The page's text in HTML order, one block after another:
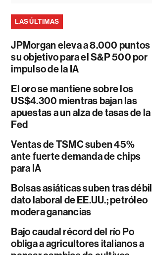
LAS ÚLTIMAS
JPMorgan eleva a 8.000 puntos
su objetivo para el S&P 500 por
impulso de la IA
El oro se mantiene sobre los
US$4.300 mientras bajan las
apuestas a un alza de tasas de la
Fed
Ventas de TSMC suben 45%
ante fuerte demanda de chips
para IA
Bolsas asiáticas suben tras débil
dato laboral de EE.UU.; petróleo
modera ganancias
Bajo caudal récord del río Po
obliga a agricultores italianos a